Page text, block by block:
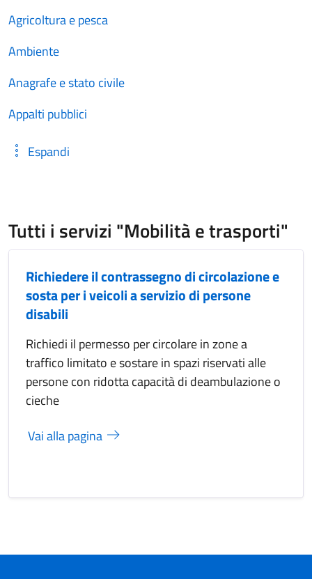
Agricoltura e pesca
Ambiente
Anagrafe e stato civile
Appalti pubblici
Espandi
Tutti i servizi "Mobilità e trasporti"
Richiedere il contrassegno di circolazione e
sosta per i veicoli a servizio di persone
disabili
Richiedi il permesso per circolare in zone a
traffico limitato e sostare in spazi riservati alle
persone con ridotta capacità di deambulazione o
cieche
Vai alla pagina